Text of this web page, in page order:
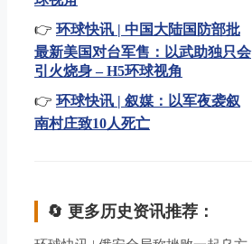
👉 环球快讯 | 中国大陆国防部批
最新美国对台军售：以武助独只会
引火烧身 – H5环球视角
👉 环球快讯 | 叙媒：以军夜袭叙
南村庄致10人死亡
🔄 更多历史资讯推荐：